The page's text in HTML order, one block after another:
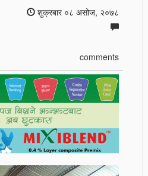
शुक्रबार ०८ असोज, २०७८
comments